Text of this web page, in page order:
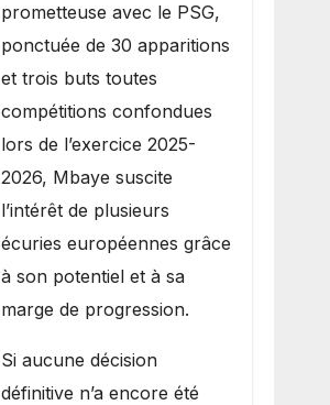
prometteuse avec le PSG,
ponctuée de 30 apparitions
et trois buts toutes
compétitions confondues
lors de l’exercice 2025-
2026, Mbaye suscite
l’intérêt de plusieurs
écuries européennes grâce
à son potentiel et à sa
marge de progression.
Si aucune décision
définitive n’a encore été